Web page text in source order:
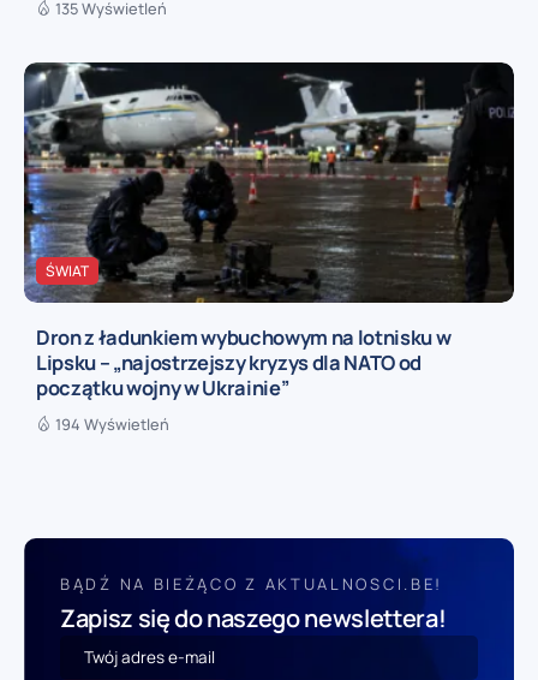
135 Wyświetleń
ŚWIAT
Dron z ładunkiem wybuchowym na lotnisku w
Lipsku – „najostrzejszy kryzys dla NATO od
początku wojny w Ukrainie”
194 Wyświetleń
BĄDŹ NA BIEŻĄCO Z AKTUALNOSCI.BE!
Zapisz się do naszego newslettera!